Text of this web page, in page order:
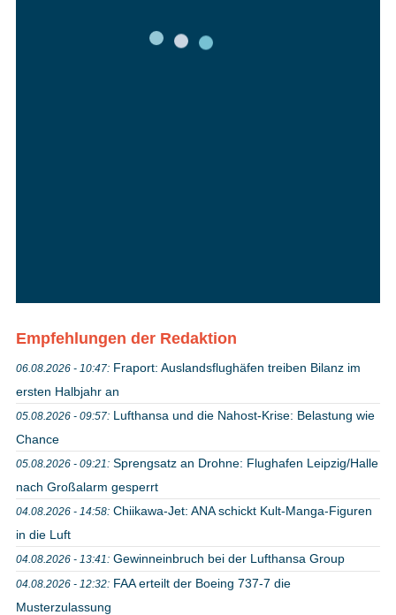
Empfehlungen der Redaktion
06.08.2026 - 10:47: Fraport: Auslandsflughäfen treiben Bilanz im
ersten Halbjahr an
05.08.2026 - 09:57: Lufthansa und die Nahost-Krise: Belastung wie
Chance
05.08.2026 - 09:21: Sprengsatz an Drohne: Flughafen Leipzig/Halle
nach Großalarm gesperrt
04.08.2026 - 14:58: Chiikawa-Jet: ANA schickt Kult-Manga-Figuren
in die Luft
04.08.2026 - 13:41: Gewinneinbruch bei der Lufthansa Group
04.08.2026 - 12:32: FAA erteilt der Boeing 737-7 die
Musterzulassung